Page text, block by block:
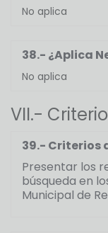
No aplica
38.- ¿Aplica
No aplica
VII.-
39.- Criterios
Presentar los
búsqueda en
Municipal de